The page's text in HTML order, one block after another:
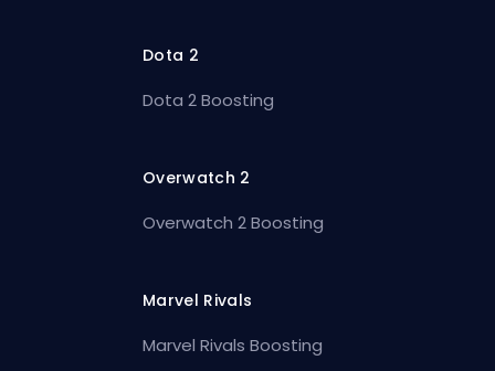
Dota 2
Dota 2 Boosting
Overwatch 2
Overwatch 2 Boosting
Marvel Rivals
Marvel Rivals Boosting